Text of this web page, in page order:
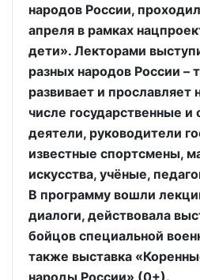
народов России,
апреля в рамках
дети». Лекторами
разных народов России –
развивает и прославляет
числе государственные
деятели, руководители
известные спортсмены,
искусства, учёные,
В программу вошли
диалоги, действовала
бойцов специальной
также выставка
народы России» (0+).